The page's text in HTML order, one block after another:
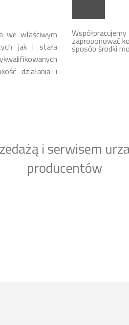
we właściwym
jak i stała
działania i
zaproponować
sposób środki
i serwisem
producentów